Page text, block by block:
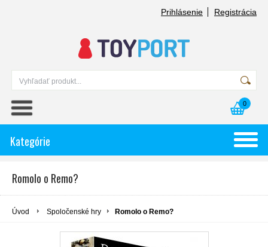
Prihlásenie Registrácia
0
Kategórie
Romolo o Remo?
Úvod Spoločenské hry Romolo o Remo?